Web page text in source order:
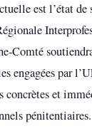
est l’état de
Comté
engagées par
concrètes et
pénitentiaires.